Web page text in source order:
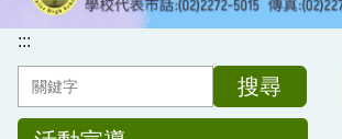
:::
搜尋